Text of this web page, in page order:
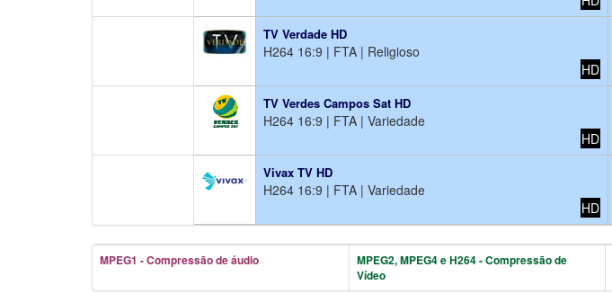
TV Verdade HD
H264 16:9 | FTA | Religioso
HD
TV Verdes Campos Sat HD
H264 16:9 | FTA | Variedade
HD
Vivax TV HD
H264 16:9 | FTA | Variedade
HD
MPEG1 - Compressão de áudio
MPEG2, MPEG4 e H264 - Compressão de
Vídeo